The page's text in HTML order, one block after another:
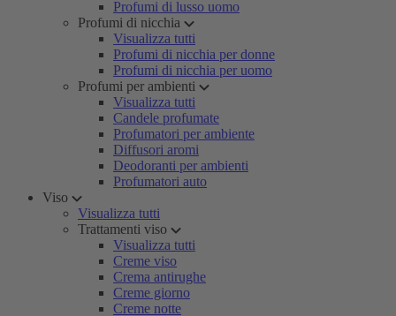
Profumi di lusso uomo
Profumi di nicchia
Visualizza tutti
Profumi di nicchia per donne
Profumi di nicchia per uomo
Profumi per ambienti
Visualizza tutti
Candele profumate
Profumatori per ambiente
Diffusori aromi
Deodoranti per ambienti
Profumatori auto
Viso
Visualizza tutti
Trattamenti viso
Visualizza tutti
Creme viso
Crema antirughe
Creme giorno
Creme notte